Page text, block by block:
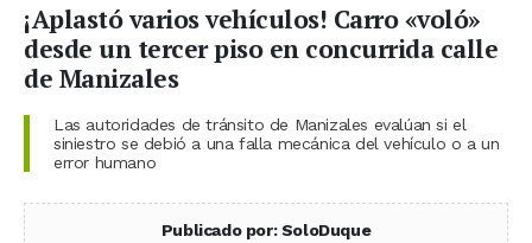
¡Aplastó varios vehículos! Carro «voló»
desde un tercer piso en concurrida calle
de Manizales
Las autoridades de tránsito de Manizales evalúan si el
siniestro se debió a una falla mecánica del vehículo o a un
error humano
Publicado por: SoloDuque